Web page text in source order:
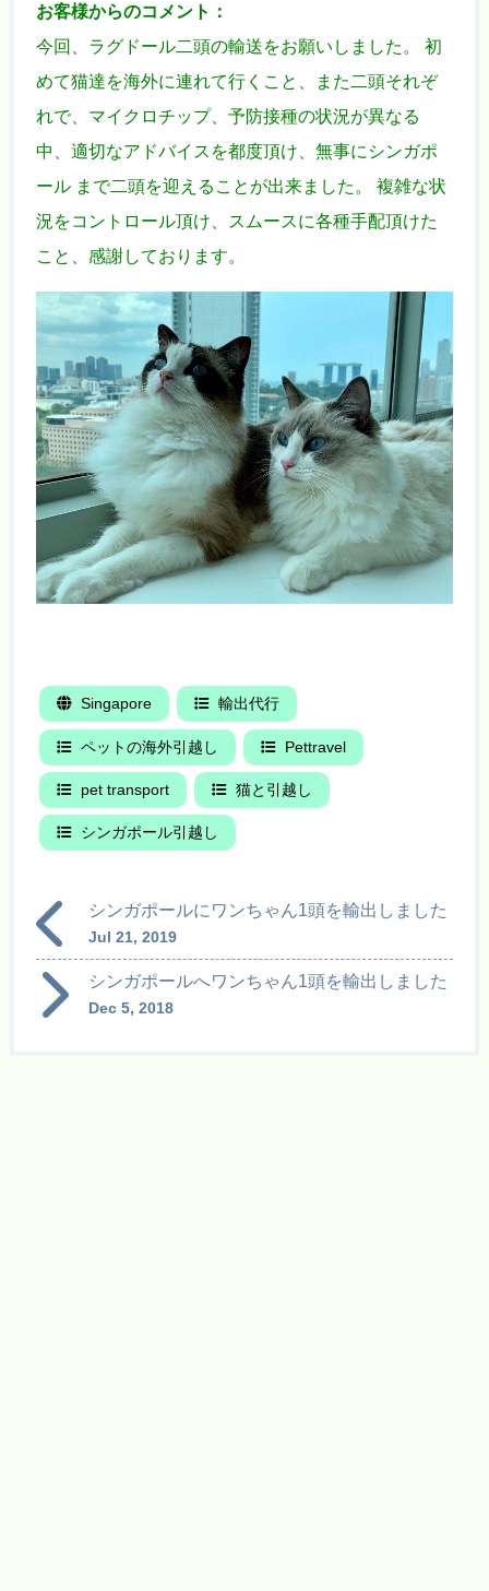
お客様からのコメント：
今回、ラグドール二頭の輸送をお願いしました。 初
めて猫達を海外に連れて行くこと、また二頭それぞ
れで、マイクロチップ、予防接種の状況が異なる
中、適切なアドバイスを都度頂け、無事にシンガポ
ール まで二頭を迎えることが出来ました。 複雑な状
況をコントロール頂け、スムースに各種手配頂けた
こと、感謝しております。
Singapore 輸出代行
ペットの海外引越し Pettravel
pet transport 猫と引越し
シンガポール引越し
シンガポールにワンちゃん1頭を輸出しました
Jul 21, 2019
シンガポールへワンちゃん1頭を輸出しました
Dec 5, 2018